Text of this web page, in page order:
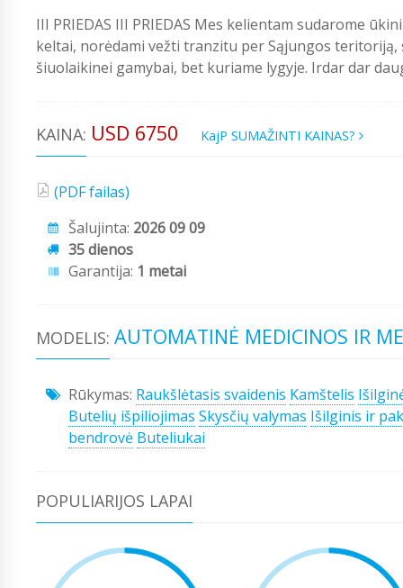
III PRIEDAS III PRIEDAS Mes kelientam sudarome
keltai, norėdami vežti tranzitu per Sąjungos
šiuolaikinei gamybai, bet kuriame lygyje. Irdar dar
KAINA: USD 6750 KajP SUMAŽINTI KAINAS?
(PDF failas)
Šalujinta: 2026 09 09
35 dienos
Garantija: 1 metai
MODELIS: AUTOMATINĖ MEDICINOS IR
Rūkymas: Raukšlėtasis svaidenis Kamštelis
Butelių išpiliojimas Skysčių valymas Išilginis ir
bendrovė Buteliukai
POPULIARIJOS LAPAI